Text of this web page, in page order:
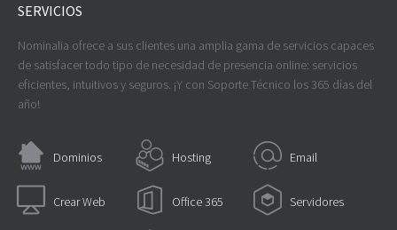
SERVICIOS
Nominalia ofrece a sus clientes una amplia gama de servicios capaces
de satisfacer todo tipo de necesidad de presencia online: servicios
eficientes, intuitivos y seguros. ¡Y con Soporte Técnico los 365 días del
año!
Dominios Hosting Email
Crear Web Office 365 Servidores